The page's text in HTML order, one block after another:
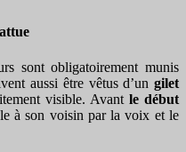
sont obligatoirement munis
aussi être vêtus d’ungilet
visible. Avantle début
à son voisin par la voix et le